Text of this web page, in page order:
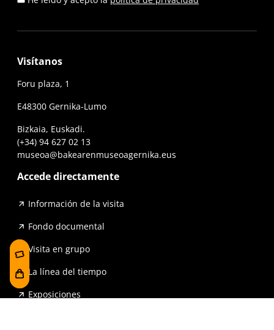
Visítanos
Foru plaza, 1
E48300 Gernika-Lumo
Bizkaia, Euskadi.
(+34) 94 627 02 13
museoa@bakearenmuseoagernika.eus
Accede directamente
Información de la visita
Fondo documental
Visita en grupo
La línea del tiempo
Exposiciones